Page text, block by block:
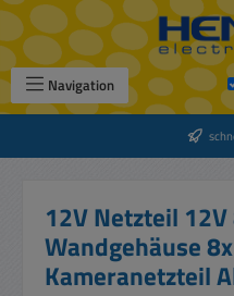
Zum Hauptinhalt springen
Navigation
12V Netzteil
Wandgehäuse
Kameranetzteil